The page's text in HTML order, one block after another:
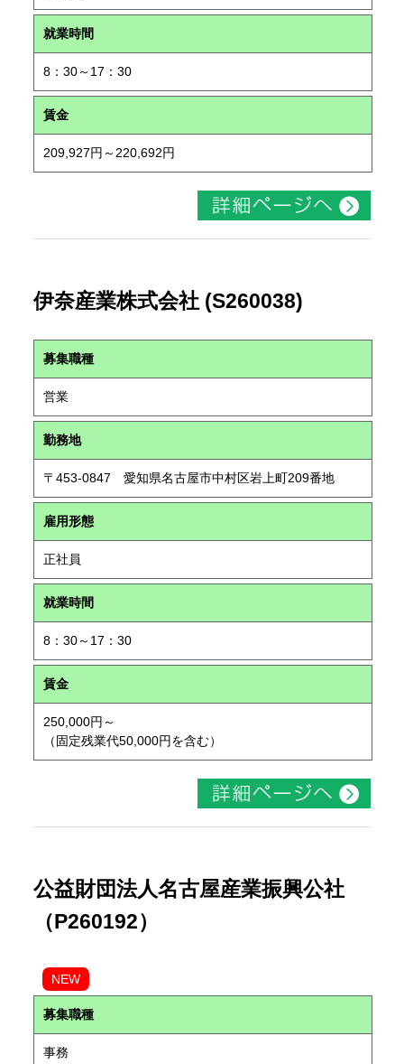
就業時間
8：30～17：30
賃金
209,927円～220,692円
伊奈産業株式会社 (S260038)
募集職種
営業
勤務地
〒453-0847 愛知県名古屋市中村区岩上町209番地
雇用形態
正社員
就業時間
8：30～17：30
賃金
250,000円～
（固定残業代50,000円を含む）
公益財団法人名古屋産業振興公社
（P260192）
NEW
募集職種
事務